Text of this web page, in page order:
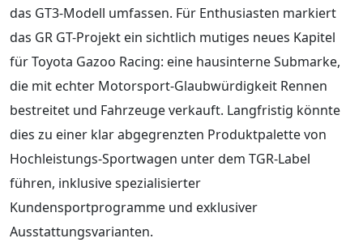
das GT3-Modell umfassen. Für Enthusiasten markiert
das GR GT-Projekt ein sichtlich mutiges neues Kapitel
für Toyota Gazoo Racing: eine hausinterne Submarke,
die mit echter Motorsport-Glaubwürdigkeit Rennen
bestreitet und Fahrzeuge verkauft. Langfristig könnte
dies zu einer klar abgegrenzten Produktpalette von
Hochleistungs-Sportwagen unter dem TGR-Label
führen, inklusive spezialisierter
Kundensportprogramme und exklusiver
Ausstattungsvarianten.